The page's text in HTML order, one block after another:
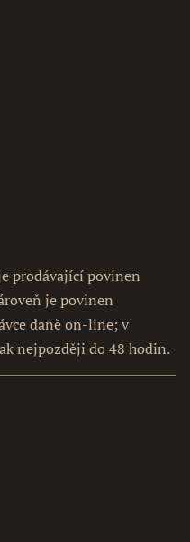
prodávající povinen
je povinen
daně on-line; v
nejpozději do 48 hodin.